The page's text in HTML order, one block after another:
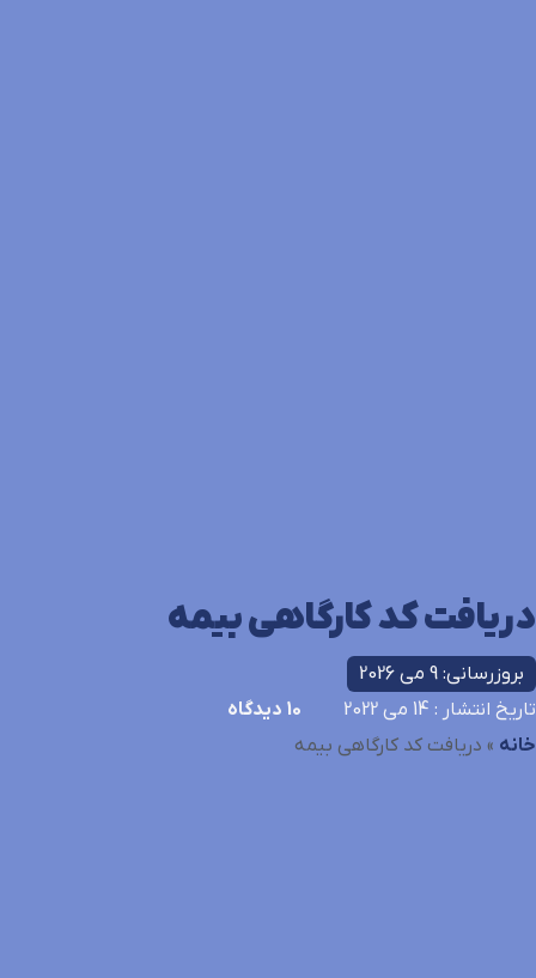
دریافت کد کارگاهی بیمه
بروزرسانی: 9 می 2026
تاریخ انتشار : 14 می 2022 10 دیدگاه
خانه » دریافت کد کارگاهی بیمه